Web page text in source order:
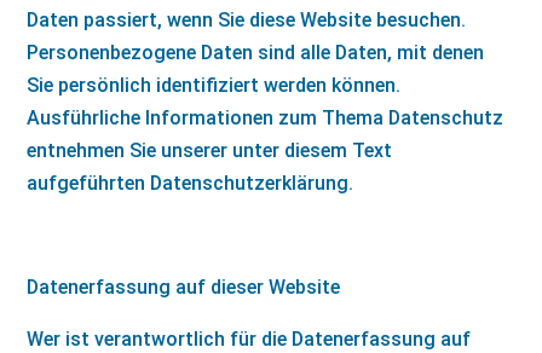
Daten passiert, wenn Sie diese Website besuchen.
Personenbezogene Daten sind alle Daten, mit denen
Sie persönlich identifiziert werden können.
Ausführliche Informationen zum Thema Datenschutz
entnehmen Sie unserer unter diesem Text
aufgeführten Datenschutzerklärung.
Datenerfassung auf dieser Website
Wer ist verantwortlich für die Datenerfassung auf